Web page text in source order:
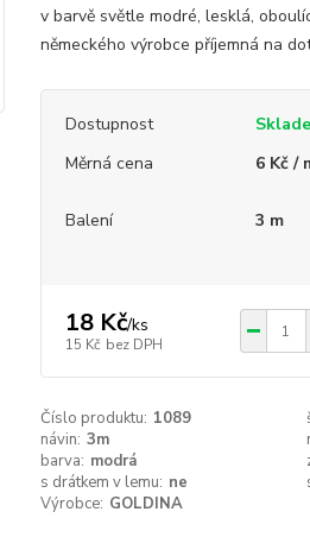
v barvě světle modré, lesklá,
německého výrobce příjemná na
Dostupnost
Měrná cena
6 Kč /
Balení 3 m
18 Kč/ks
15 Kč bez DPH
Číslo produktu: 1089
návin: 3m
barva: modrá
s drátkem v lemu: ne
Výrobce: GOLDINA